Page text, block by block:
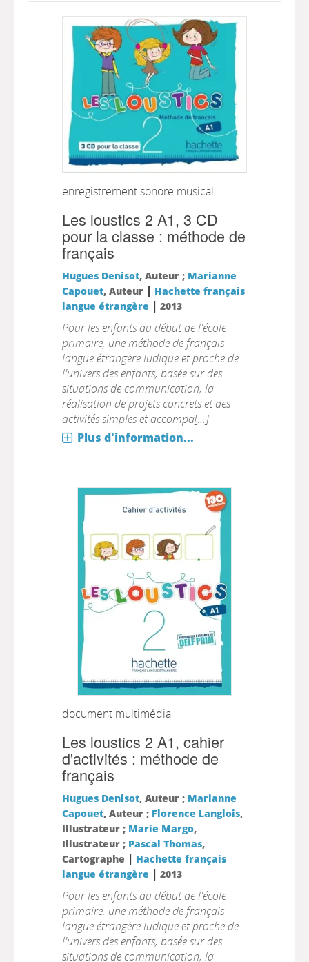
enregistrement sonore musical
Les loustics 2 A1, 3 CD
pour la classe : méthode de
français
Hugues Denisot, Auteur ; Marianne
Capouet, Auteur | Hachette français
langue étrangère | 2013
Pour les enfants au début de l'école
primaire, une méthode de français
langue étrangère ludique et proche de
l'univers des enfants, basée sur des
situations de communication, la
réalisation de projets concrets et des
activités simples et accompa[...]
Plus d'information...
document multimédia
Les loustics 2 A1, cahier
d'activités : méthode de
français
Hugues Denisot, Auteur ; Marianne
Capouet, Auteur ; Florence Langlois,
Illustrateur ; Marie Margo,
Illustrateur ; Pascal Thomas,
Cartographe | Hachette français
langue étrangère | 2013
Pour les enfants au début de l'école
primaire, une méthode de français
langue étrangère ludique et proche de
l'univers des enfants, basée sur des
situations de communication, la